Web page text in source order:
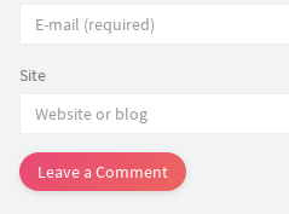
Site
Leave a Comment